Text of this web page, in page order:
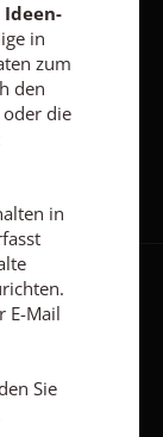
anmelden
Barrierefreiheit
kündigen
Ideen-
in
zum
den
die
in
E-Mail
Sie